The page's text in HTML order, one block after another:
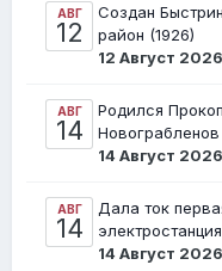
АВГ
12
Создан
район (1926)
12 Август 2026
АВГ
14
Родился
Новограбленов
14 Август 2026
АВГ
14
Дала ток
14 Август 2026